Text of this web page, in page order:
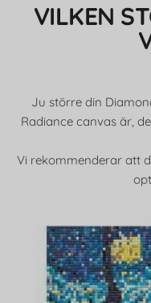
VILKEN
Ju större din
Radiance canvas är,
Vi rekommenderar att